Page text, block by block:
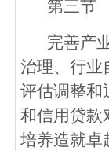
第三节
完善产
治理、行业
评估调整和
和信用贷款
培养造就卓